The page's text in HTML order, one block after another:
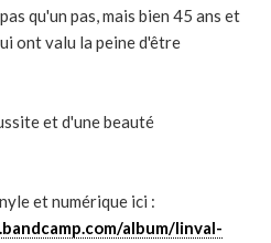
qu'un pas, mais bien 45 ans et
ont valu la peine d'être
et d'une beauté
et numérique ici :
album/linval-